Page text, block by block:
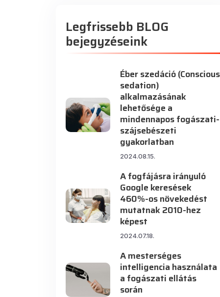
Legfrissebb BLOG
bejegyzéseink
Éber szedáció (Conscious
sedation)
alkalmazásának
lehetősége a
mindennapos fogászati-
szájsebészeti
gyakorlatban
2024.08.15.
A fogfájásra irányuló
Google keresések
460%-os növekedést
mutatnak 2010-hez
képest
2024.07.18.
A mesterséges
intelligencia használata
a fogászati ellátás
során